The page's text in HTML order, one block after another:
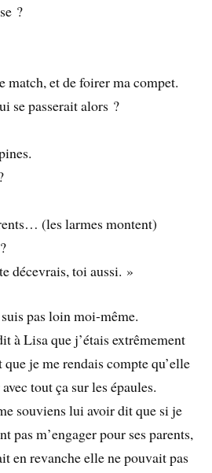
?
match, et de foirer ma compet.
se passerait alors ?
(les larmes montent)
décevrais, toi aussi. »
pas loin moi-même.
à Lisa que j’étais extrêmement
je me rendais compte qu’elle
tout ça sur les épaules.
souviens lui avoir dit que si je
pas m’engager pour ses parents,
en revanche elle ne pouvait pas